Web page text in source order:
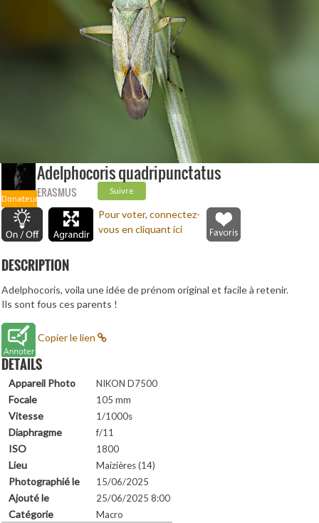
Donateur
Adelphocoris quadripunctatus
ERASMUS Suivre
Pour voter, connectez-
vous en cliquant ici
DESCRIPTION
Adelphocoris, voila une idée de prénom original et facile à retenir.
Ils sont fous ces parents !
Copier le lien
DETAILS
Appareil Photo NIKON D7500
Focale 105 mm
Vitesse 1/1000s
Diaphragme f/11
ISO 1800
Lieu Maizières (14)
Photographié le 15/06/2025
Ajouté le 25/06/2025 8:00
Catégorie Macro